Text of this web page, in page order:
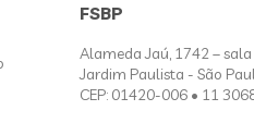
FSBP
Alameda Jaú, 1742 –
Jardim Paulista - São
CEP: 01420-006 • 11